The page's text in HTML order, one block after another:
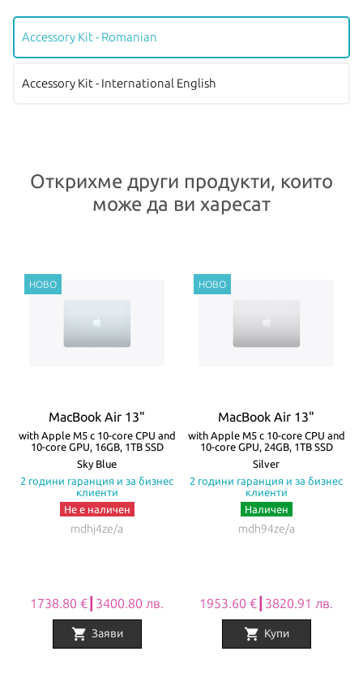
Accessory Kit - Romanian
Accessory Kit - International English
Открихме други продукти, които
може да ви харесат
MacBook Air 13"
with Apple M5 с 10-core CPU and
10-core GPU, 16GB, 1TB SSD
Sky Blue
2 години гаранция и за бизнес
клиенти
Не е наличен
mdhj4ze/a
1738.80 €┃3400.80 лв.
shopping_cart Заяви
MacBook Air 13"
with Apple M5 с 10-core CPU and
10-core GPU, 24GB, 1TB SSD
Silver
2 години гаранция и за бизнес
клиенти
Наличен
mdh94ze/a
1953.60 €┃3820.91 лв.
shopping_cart Купи